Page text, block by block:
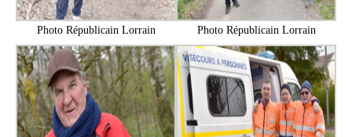
Photo Républicain Lorrain Photo Républicain Lorrain